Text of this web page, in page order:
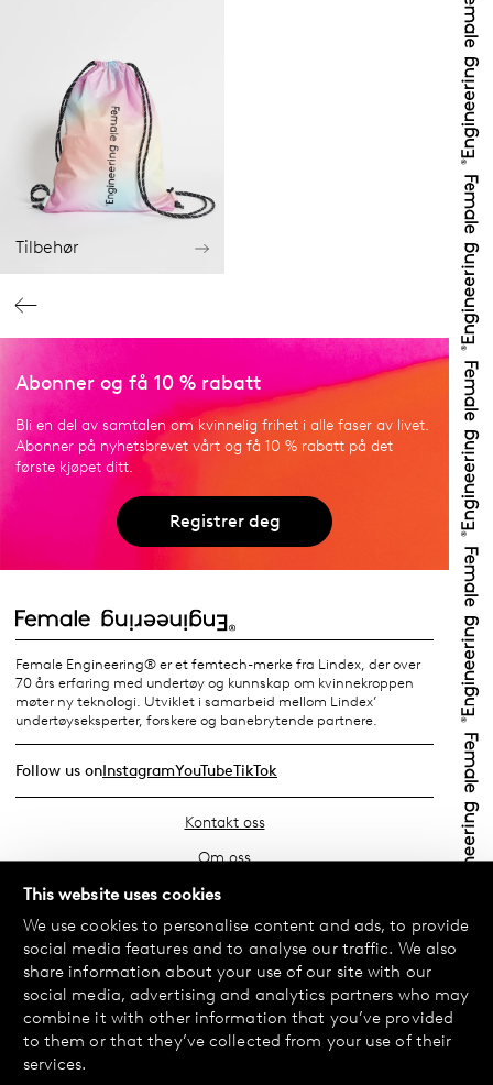
This website uses cookies
We use cookies to personalise content and ads, to provide
social media features and to analyse our traffic. We also
share information about your use of our site with our
social media, advertising and analytics partners who may
combine it with other information that you’ve provided
to them or that they’ve collected from your use of their
services.
Tilbehør
Abonner og få 10 % rabatt
Bli en del av samtalen om kvinnelig frihet i alle faser av livet.
Abonner på nyhetsbrevet vårt og få 10 % rabatt på det
første kjøpet ditt.
Registrer deg
Female Engineering® er et femtech-merke fra Lindex, der over
70 års erfaring med undertøy og kunnskap om kvinnekroppen
møter ny teknologi. Utviklet i samarbeid mellom Lindex’
undertøyseksperter, forskere og banebrytende partnere.
Follow us onInstagramYouTubeTikTok
Kontakt oss
Om oss
Finn din butikk
Vanlige spørsmål
Vilkår
Personvernerklæring
Bytte og retur